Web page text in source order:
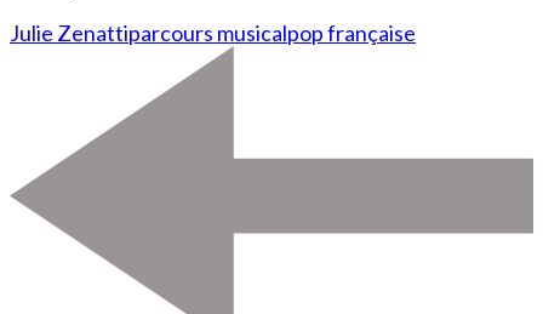
Julie Zenattiparcours musicalpop française